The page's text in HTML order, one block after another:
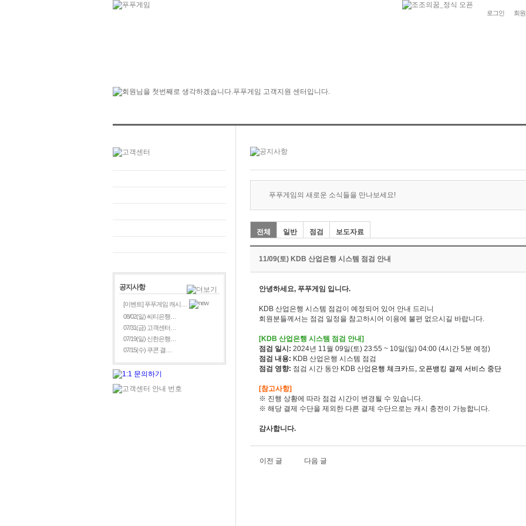
로그인 회
공지사항
[이벤트] 푸푸게임 캐시…
08/02(일) 씨티은행…
07/31(금) 고객센터…
07/19(일) 신한은행…
07/15(수) 쿠콘 결…
푸푸게임의 새로운 소식들을 만나보세요!
전체 일반 점검 보도자료
11/09(토) KDB 산업은행 시스템 점검 안내
안녕하세요, 푸푸게임 입니다.
KDB 산업은행 시스템 점검이 예정되어 있어 안내 드리니
회원분들께서는 점검 일정을 참고하시어 이용에 불편 없으시길 바랍니다.
[KDB 산업은행 시스템 점검 안내]
점검 일시: 2024년 11월 09일(토) 23:55 ~ 10일(일) 04:00 (4시간 5분 예정)
점검 내용: KDB 산업은행 시스템 점검
점검 영향: 점검 시간 동안 KDB 산업 은행 체크카드, 오픈뱅킹 결제 서비스 중단
[참고사항]
※ 진행 상황에 따라 점검 시간이 변경될 수 있습니다.
※ 해당 결제 수단을 제외한 다른 결제 수단으로는 캐시 충전이 가능합니다.
감사합니다.
이전 글 다음 글